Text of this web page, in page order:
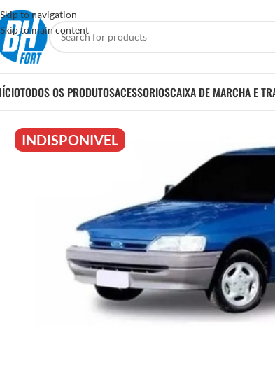
Skip to navigation
Skip to main content
TODOS OS PRODUTOSACESSORIOSCAIXA DE MARCHA E
INDISPONIVEL